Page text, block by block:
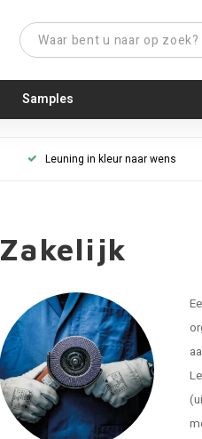
Samples
Leuning in kleur naar wens
Zakelijk